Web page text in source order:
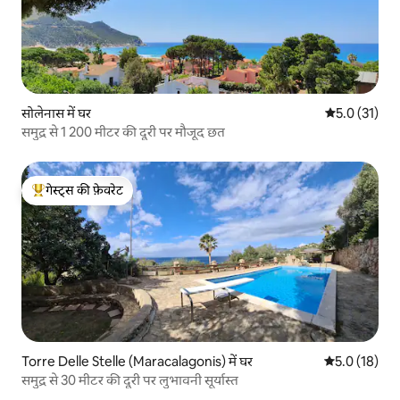
सोलेनास में घर औसत रेटिंग 5
5.0 (31)
समुद्र से 1 200 मीटर की दूरी पर मौजूद छत
गेस्ट्स का टॉप फ़ेवरेट
गेस्ट्स की फ़ेवरेट
Torre Delle Stelle (Maracalagonis) में घर औसत रेटिंग 5
5.0 (18)
समुद्र से 30 मीटर की दूरी पर लुभावनी सूर्यास्त